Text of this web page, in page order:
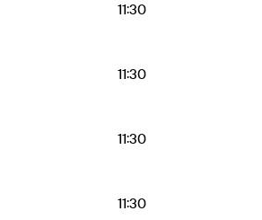
11:30
11:30
11:30
11:30